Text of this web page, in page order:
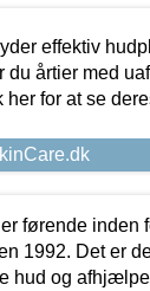
effektiv
du årtier med
for at se
førende inden
1992. Det er
hud og